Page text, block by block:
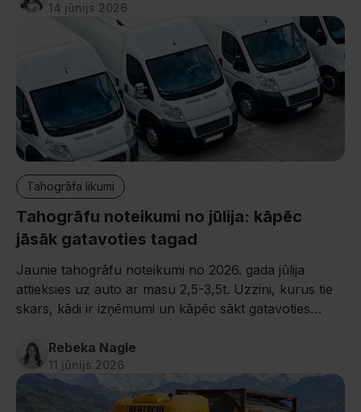
14 jūnijs 2026
Tahogrāfa likumi
Tahogrāfu noteikumi no jūlija: kāpēc
jāsāk gatavoties tagad
Jaunie tahogrāfu noteikumi no 2026. gada jūlija
attieksies uz auto ar masu 2,5-3,5t. Uzzini, kurus tie
skars, kādi ir izņēmumi un kāpēc sākt gatavoties
Rebeka Nagle
11 jūnijs 2026